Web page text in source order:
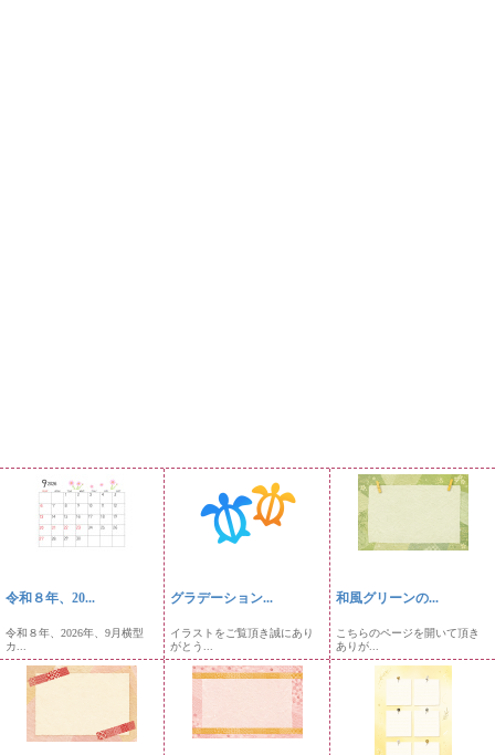
令和８年、20...
令和８年、2026年、9月横型
カ...
グラデーション...
イラストをご覧頂き誠にあり
がとう...
和風グリーンの...
こちらのページを開いて頂き
ありが...